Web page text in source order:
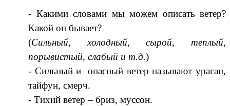
- Какими словами мы можем описать ветер?
Какой он бывает?
(Сильный, холодный, сырой, теплый,
порывистый, слабый и т.д.)
- Сильный и опасный ветер называют ураган,
тайфун, смерч.
- Тихий ветер – бриз, муссон.